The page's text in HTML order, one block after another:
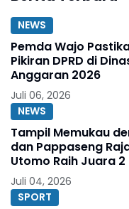
NEWS
Pemda Wajo
Pikiran DPRD di
Anggaran 2026
Juli 06, 2026
NEWS
Tampil Memukau
dan Pappaseng
Utomo Raih Juara
Juli 04, 2026
SPORT